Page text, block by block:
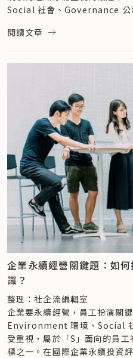
受、並開始轉型。」黃正忠觀
為，到現在談 ESG，企業已視
略。」於是，越來越多企業帶
KPMG 的協助，涉及的執行人
對此，KPMG 在 2020 年便洞
合策略「KPMG IMPACT」，
業轉型、變革的重要基石。
5 大價值主張分別為：ESG 與
Sustainability）、經濟與社
Development）、可持續金
氣候變遷與脫碳（Climate
以及影響力評估、確信與報
Reporting）。
黃正忠分享，KPMG 全球將於
投資，在 ESG 議題上擴大
開發，以支持客戶做出積極正
「KPMG 全球集團的策略是相
所也是超前部署、積極展開永
KPMG 台灣所早在 2013 年成
團隊，更在 2014 年就建立了
務所財稅、法律、管理、永續
健財會法務、建構營運、拓展
性於組織導入社會企業服務，
增加曝光機會；公司內的 K
結果一：逾 8 千填答者，平均
（0-21 分）、荒漠（22-42 分
（64-84 分）、永續（85-105
中，位處「豐饒甜甜圈星球」
在 21 個議題中，綜合認知、
的前 3 大議題為：「人際網絡
（88.54%）與「化學污染」
題組中，與環境面相關的議題
「人際網絡」意指可獲得使用
力，包含推動網路普及、培養
向。
「淡水消耗」 則指人類使用
將影響生態系統、破壞水文循
多數填答者了解台灣河川污染
「化學污染」是指合成有機污
類及動物之危害。應於日常中
妥善回收處理，避免造成污染。
答對率最低的議題，則落在「
（66.96%）、「海洋酸化」（
者是屬於社會基底盤的範疇，
相較於生態天花板中「淡水消
影響，社會基底盤中的「水」
效率的面向，與人的使用習慣
「社會公平」強調減少收入不
Social 社會、Governance 公
在「甜甜圈星球：永續新生活
動夥伴​​願景工程基金會與星展
動永續素養大調查、號召同仁
療、信義房屋、台灣水泥、大
業茶籽堂。
行政院政務委員唐鳳曾言「眾
企業從自身出發，才有望創造
參與此次組織響應之企業永續
融、科技等不同產業，如何制
願景工程基金會：walk the
資深媒體聯合報於創立 60 年
別人做」到「自己說了就要
體成為改變的行動者；2021 年
景工程」公共化，轉型為「願
財，與社會各界攜手推動永續
10 年來，願景工程已製作超過
國際視野的深度報導，這些報
有助解決問題。而今，永續不
團經營的準則，小至使用環保
片、大至辦公室裝設用電智慧
日常之舉，在在展現願景工程
星展銀行：負責任的銀行、負
力，3 大主軸邁向永續
閱讀文章
企業永續經營關鍵題：如
識？
整理：社企流編輯室
企業要永續經營，員工扮演關
Environment 環境、Social
受重視，屬於「S」面向的員
標之一。在國際企業永續投資